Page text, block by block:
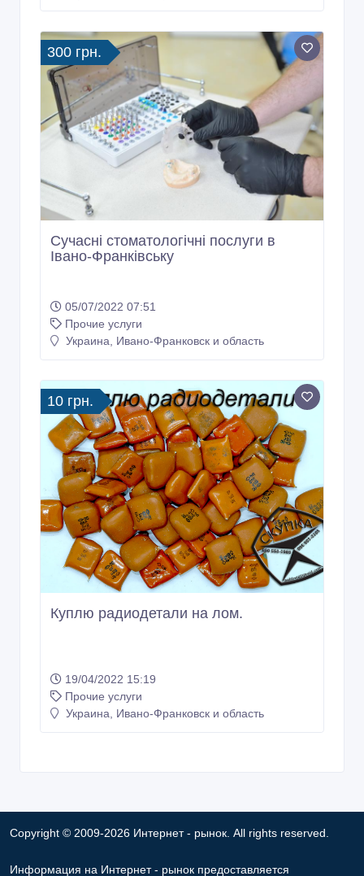
300 грн.
Сучасні стоматологічні послуги в
Івано-Франківську
05/07/2022 07:51
Прочие услуги
Украина, Ивано-Франковск и область
10 грн.
Куплю радиодетали на лом.
19/04/2022 15:19
Прочие услуги
Украина, Ивано-Франковск и область
Copyright © 2009-2026 Интернет - рынок. All rights reserved.
Информация на Интернет - рынок предоставляется